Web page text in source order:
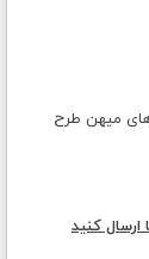
میهن طرح
کنید